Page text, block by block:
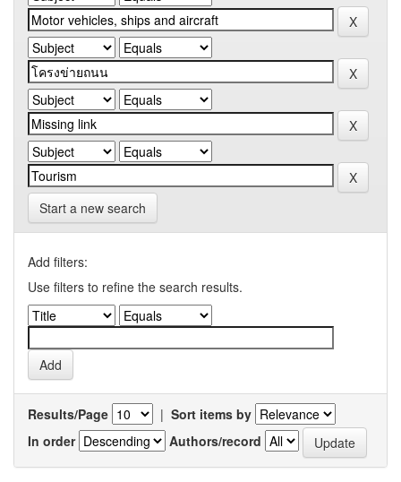
Start a new search
Add filters:
Use filters to refine the search results.
Results/Page | Sort items by
In order
Authors/record